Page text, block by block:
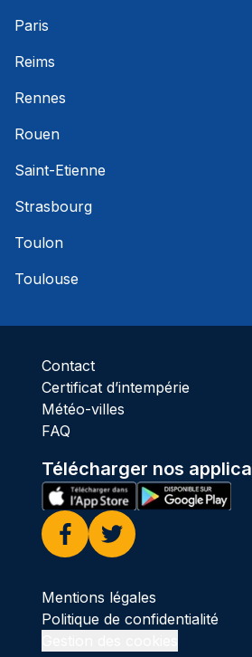
Paris
Reims
Rennes
Rouen
Saint-Etienne
Strasbourg
Toulon
Toulouse
Contact
Certificat d’intempérie
Météo-villes
FAQ
Télécharger nos
Facebook
Twitter
Mentions légales
Politique de confidentialité